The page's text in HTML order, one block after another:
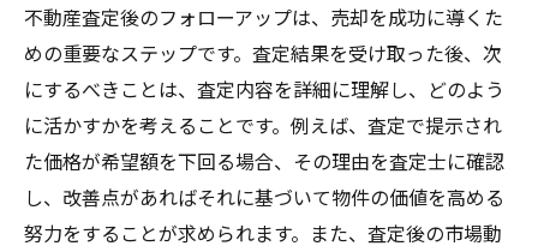
不動産査定後のフォローアップは、売却を成功に導くた
めの重要なステップです。査定結果を受け取った後、次
にするべきことは、査定内容を詳細に理解し、どのよう
に活かすかを考えることです。例えば、査定で提示され
た価格が希望額を下回る場合、その理由を査定士に確認
し、改善点があればそれに基づいて物件の価値を高める
努力をすることが求められます。また、査定後の市場動